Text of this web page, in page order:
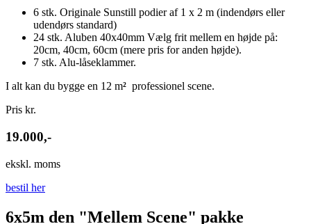
6 stk. Originale Sunstill podier af 1 x 2 m (indendørs eller
udendørs standard)
24 stk. Aluben 40x40mm Vælg frit mellem en højde på:
20cm, 40cm, 60cm (mere pris for anden højde).
7 stk. Alu-låseklammer.
I alt kan du bygge en 12 m² professionel scene.
Pris kr.
19.000,-
ekskl. moms
bestil her
6x5m den "Mellem Scene" pakke